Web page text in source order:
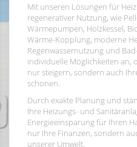
Mit unseren Lösungen für
regenerativer Nutzung, wie
Wärmepumpen, Holzkessel,
Wärme-Kopplung, moderne
Regenwassernutzung und
individuelle Möglichkeiten an,
nur steigern, sondern auch
schonen.
Durch exakte Planung und
Ihre Heizungs- und
Energieeinsparung für Ihren
nur Ihre Finanzen, sondern
unserer Umwelt.